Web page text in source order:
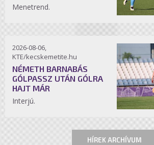
Menetrend.
2026-08-06,
KTE/kecskemetite.hu
NÉMETH BARNABÁS
GÓLPASSZ UTÁN GÓLRA
HAJT MÁR
Interjú.
HÍREK ARCHÍVUM